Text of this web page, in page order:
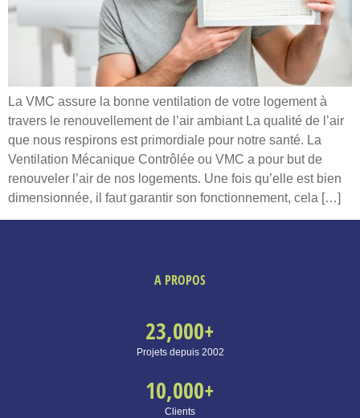
La VMC assure la bonne ventilation de votre logement à
travers le renouvellement de l’air ambiant La qualité de l’air
que nous respirons est primordiale pour notre santé. La
Ventilation Mécanique Contrôlée ou VMC a pour but de
renouveler l’air de nos logements. Une fois qu’elle est bien
dimensionnée, il faut garantir son fonctionnement, cela […]
A PROPOS
Projets depuis 2002
23,000+
Clients
10,000+